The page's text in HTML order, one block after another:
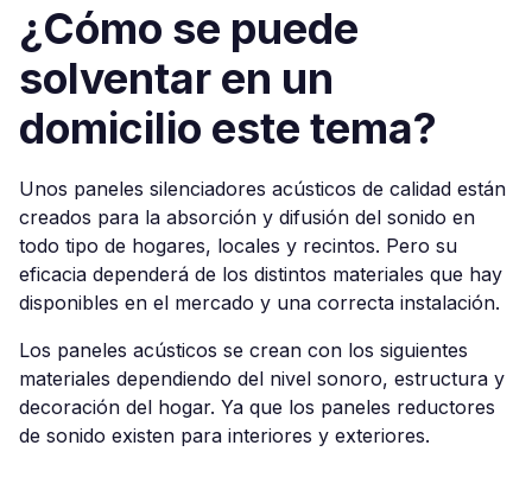
¿Cómo se puede
solventar en un
domicilio este tema?
Unos paneles silenciadores acústicos de calidad están
creados para la absorción y difusión del sonido en
todo tipo de hogares, locales y recintos. Pero su
eficacia dependerá de los distintos materiales que hay
disponibles en el mercado y una correcta instalación.
Los paneles acústicos se crean con los siguientes
materiales dependiendo del nivel sonoro, estructura y
decoración del hogar. Ya que los paneles reductores
de sonido existen para interiores y exteriores.